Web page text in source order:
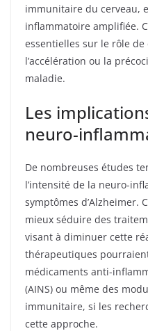
immunitaire du cerveau,
inflammatoire amplifiée.
essentielles sur le rôle
l’accélération ou la
maladie.
Les
neuro-
De nombreuses études
l’intensité de la neuro-
symptômes d’Alzheimer.
mieux séduire des
visant à diminuer cette
thérapeutiques
médicaments anti-
(AINS) ou même des
immunitaire, si les
cette approche.